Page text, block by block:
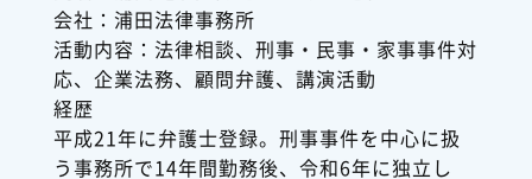
会社：浦田法律事務所
活動内容：法律相談、刑事・民事・家事事件対
応、企業法務、顧問弁護、講演活動
経歴
平成21年に弁護士登録。刑事事件を中心に扱
う事務所で14年間勤務後、令和6年に独立し